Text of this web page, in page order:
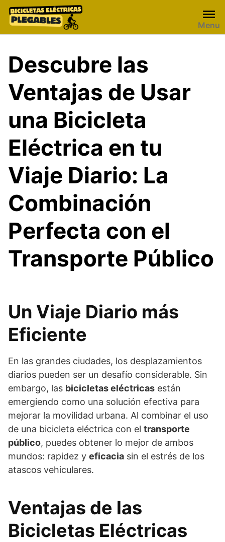
Skip
Menu
Descubre las
Ventajas de Usar
una Bicicleta
Eléctrica en tu
Viaje Diario: La
Combinación
Perfecta con el
Transporte Público
Un Viaje Diario más
Eficiente
En las grandes ciudades, los desplazamientos
diarios pueden ser un desafío considerable. Sin
embargo, las bicicletas eléctricas están
emergiendo como una solución efectiva para
mejorar la movilidad urbana. Al combinar el uso
de una bicicleta eléctrica con el transporte
público, puedes obtener lo mejor de ambos
mundos: rapidez y eficacia sin el estrés de los
atascos vehiculares.
Ventajas de las
Bicicletas Eléctricas